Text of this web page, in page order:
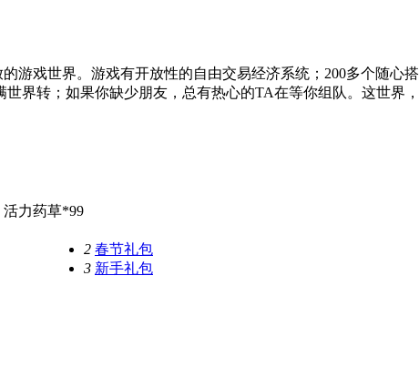
的游戏世界。游戏有开放性的自由交易经济系统；200多个随
界转；如果你缺少朋友，总有热心的TA在等你组队。这世界，
力药草*99
2 春节礼包
3 新手礼包